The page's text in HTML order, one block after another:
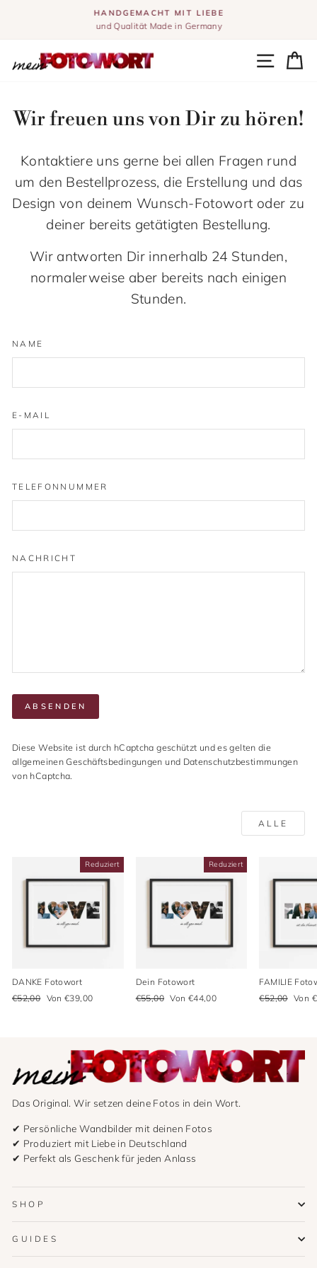
Pause
HANDGEMACHT MIT LIEBE
und Qualität Made in Germany
Wir freuen uns von Dir zu hören!
Kontaktiere uns gerne bei allen Fragen rund
um den Bestellprozess, die Erstellung und das
Design von deinem Wunsch-Fotowort oder zu
deiner bereits getätigten Bestellung.
Wir antworten Dir innerhalb 24 Stunden,
normalerweise aber bereits nach einigen
Stunden.
NAME
E-MAIL
TELEFONNUMMER
NACHRICHT
ABSENDEN
Diese Website ist durch hCaptcha geschützt und es gelten die
allgemeinen Geschäftsbedingungen und Datenschutzbestimmungen
von hCaptcha.
ALLE
Reduziert
DANKE Fotowort
Normaler
€52,00 Sonderpreis
Von €39,00
Reduziert
Dein Fotowort
Normaler
€55,00 Sonderpreis
Von €44,00
FAMILIE
Normaler
€52,00 Von
Das Original. Wir setzen deine Fotos in dein Wort.
✔ Persönliche Wandbilder mit deinen Fotos
✔ Produziert mit Liebe in Deutschland
✔ Perfekt als Geschenk für jeden Anlass
SHOP
GUIDES